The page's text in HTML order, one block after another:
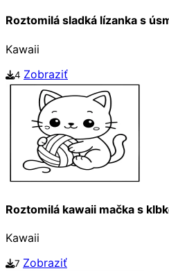
Roztomilá sladká lízanka s
Kawaii
4 Zobraziť
Roztomilá kawaii mačka s
Kawaii
7 Zobraziť